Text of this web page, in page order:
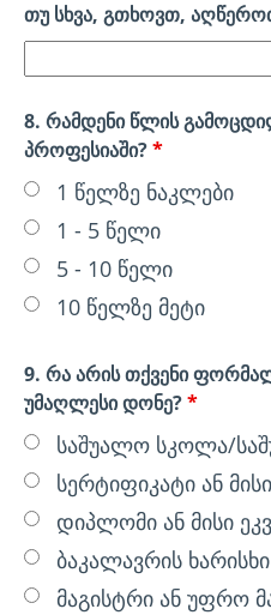
თუ სხვა, გთხოვთ,
8. რამდენი წლის
პროფესიაში?*
1 წელზე ნაკლები
1 - 5 წელი
5 - 10 წელი
10 წელზე მეტი
9. რა არის თქვენი
უმაღლესი დონე?*
საშუალო სკოლა/
სერტიფიკატი ან
დიპლომი ან მისი
ბაკალავრის
მაგისტრი ან უფრო